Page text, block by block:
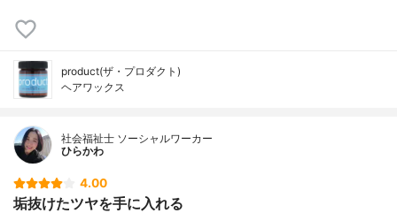
product(ザ・プロダクト)
ヘアワックス
社会福祉士 ソーシャルワーカー
ひらかわ
4.00
垢抜けたツヤを手に入れる